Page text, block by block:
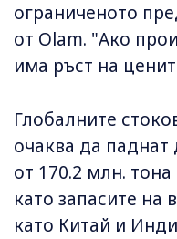
ограниченото
от Olam. "Ако
има ръст на
Глобалните
очаква да
от 170.2 млн.
като запасите
като Китай и